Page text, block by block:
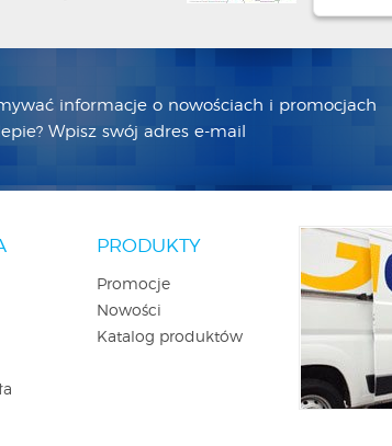
informacje o nowościach i promocjach
Wpisz swój adres e-mail
PRODUKTY
Promocje
Nowości
Katalog produktów